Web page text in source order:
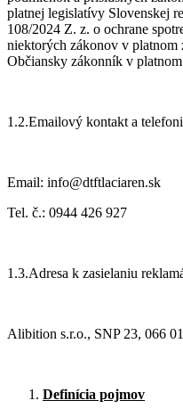
platnej legislatívy Slovenskej
108/2024 Z. z. o ochrane
niektorých zákonov v
Občiansky zákonník v
1.2.Emailový kontakt a
Email: info@dtftlaciaren.sk
Tel. č.: 0944 426 927
1.3.Adresa k zasielaniu
Alibition s.r.o., SNP 23, 066
Definícia pojmov